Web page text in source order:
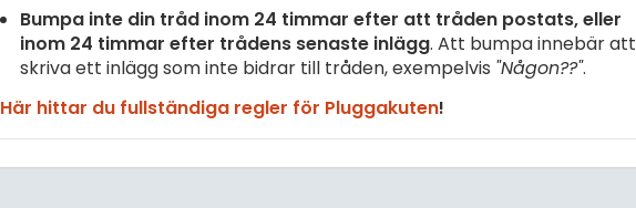
Bumpa inte din tråd inom 24 timmar efter att tråden postats, eller
inom 24 timmar efter trådens senaste inlägg. Att bumpa innebär att
skriva ett inlägg som inte bidrar till tråden, exempelvis "Någon??".
Här hittar du fullständiga regler för Pluggakuten!